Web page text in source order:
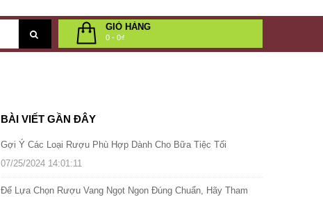
GIỎ HÀNG
0 - 0₫
BÀI VIẾT GẦN ĐÂY
Gợi Ý Các Loại Rượu Phù Hợp Dành Cho Bữa Tiệc Tối
07/25/2024 14:01:11
Để Lựa Chọn Rượu Vang Ngọt Ngon Đúng Chuẩn, Hãy Tham